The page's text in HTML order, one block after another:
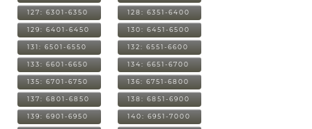
127: 6301-6350 128: 6351-6400
129: 6401-6450 130: 6451-6500
131: 6501-6550 132: 6551-6600
133: 6601-6650 134: 6651-6700
135: 6701-6750 136: 6751-6800
137: 6801-6850 138: 6851-6900
139: 6901-6950 140: 6951-7000